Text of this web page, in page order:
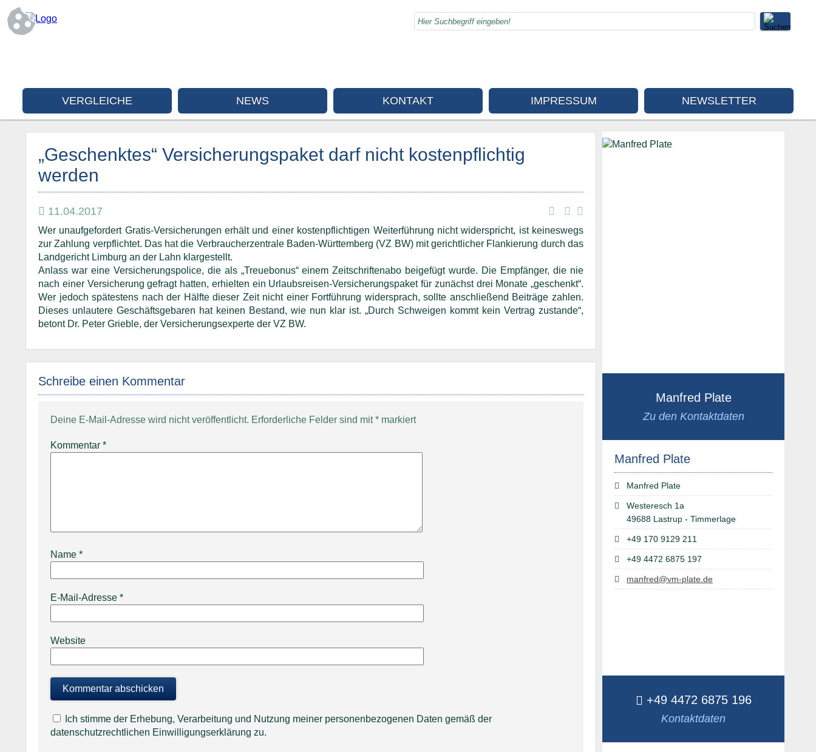
VERGLEICHE NEWS KONTAKT IMPRESSUM NEWSLETTER
Manfred Plate
Zu den Kontaktdaten
Manfred Plate
Manfred Plate
Westeresch 1a
49688 Lastrup - Timmerlage
+49 170 9129 211
+49 4472 6875 197
manfred@vm-plate.de
+49 4472 6875 196
Kontaktdaten
„Geschenktes“ Versicherungspaket darf nicht kostenpflichtig
werden
11.04.2017
Wer unaufgefordert Gratis-Versicherungen erhält und einer kostenpflichtigen Weiterführung nicht widerspricht, ist keineswegs
zur Zahlung verpflichtet. Das hat die Verbraucherzentrale Baden-Württemberg (VZ BW) mit gerichtlicher Flankierung durch das
Landgericht Limburg an der Lahn klargestellt.
Anlass war eine Versicherungspolice, die als „Treuebonus“ einem Zeitschriftenabo beigefügt wurde. Die Empfänger, die nie
nach einer Versicherung gefragt hatten, erhielten ein Urlaubsreisen-Versicherungspaket für zunächst drei Monate „geschenkt“.
Wer jedoch spätestens nach der Hälfte dieser Zeit nicht einer Fortführung widersprach, sollte anschließend Beiträge zahlen.
Dieses unlautere Geschäftsgebaren hat keinen Bestand, wie nun klar ist. „Durch Schweigen kommt kein Vertrag zustande“,
betont Dr. Peter Grieble, der Versicherungsexperte der VZ BW.
Schreibe einen Kommentar
Deine E-Mail-Adresse wird nicht veröffentlicht. Erforderliche Felder sind mit* markiert
Kommentar *
Name *
E-Mail-Adresse *
Website
Ich stimme der Erhebung, Verarbeitung und Nutzung meiner personenbezogenen Daten gemäß der
datenschutzrechtlichen Einwilligungserklärung zu.